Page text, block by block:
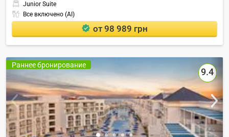
Junior Suite
Все включено (AI)
от 98 989 грн
Раннее бронирование
9.4